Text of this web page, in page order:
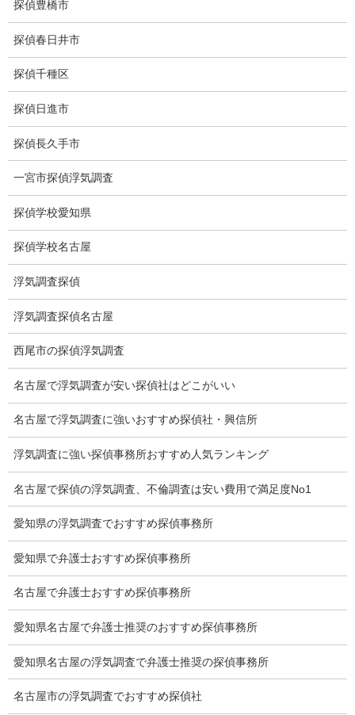
猫の捜索調査料金
浮気調査教室
報告書サンプル
調査事例
お礼の言葉
調査料金のご質問
調査員の人数（浮気調査）
調査プランのご依頼の割合
慰謝料の相場
離婚手続
探偵社の要点
有責配偶者からの離婚
浮気をする人
探偵社の選び方
浮気度チェック
会社案内
損害保険調査
会社沿革
探偵豊橋市
探偵春日井市
探偵千種区
探偵日進市
探偵長久手市
一宮市探偵浮気調査
探偵学校愛知県
探偵学校名古屋
浮気調査探偵
浮気調査探偵名古屋
西尾市の探偵浮気調査
名古屋で浮気調査が安い探偵社はどこがいい
名古屋で浮気調査に強いおすすめ探偵社・興信所
浮気調査に強い探偵事務所おすすめ人気ランキング
名古屋で探偵の浮気調査、不倫調査は安い費用で満足度No1
愛知県の浮気調査でおすすめ探偵事務所
愛知県で弁護士おすすめ探偵事務所
名古屋で弁護士おすすめ探偵事務所
愛知県名古屋で弁護士推奨のおすすめ探偵事務所
愛知県名古屋の浮気調査で弁護士推奨の探偵事務所
名古屋市の浮気調査でおすすめ探偵社